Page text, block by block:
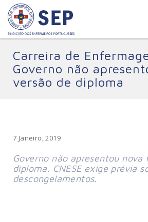
Carreira de
Governo não
versão de diploma
7 Janeiro, 2019
Governo não apresentou nova
diploma. CNESE exige prévia
descongelamentos.